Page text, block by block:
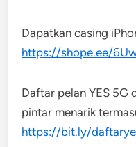
Dapatkan casing
https://shope.ee/
Daftar pelan YES 5G
pintar menarik
https://bit.ly/